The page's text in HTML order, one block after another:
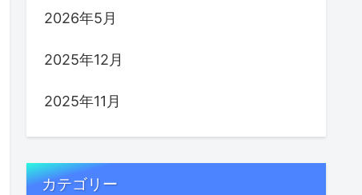
2026年5月
2025年12月
2025年11月
カテゴリー